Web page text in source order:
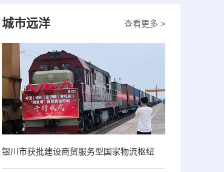
查看更多 >
城市远洋
银川市获批建设商贸服务型国家物流枢纽